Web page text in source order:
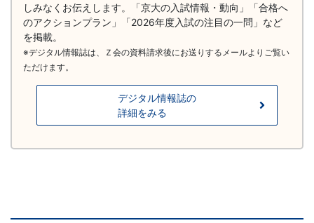
しみなくお伝えします。「京大の入試情報・動向」「合格へ
のアクションプラン」「2026年度入試の注目の一問」など
を掲載。
※デジタル情報誌は、Ｚ会の資料請求後にお送りするメールよりご覧い
ただけます。
デジタル情報誌の
詳細をみる